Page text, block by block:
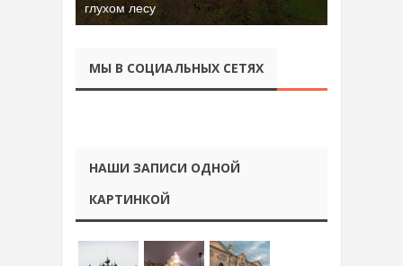
глухом лесу
Батора во Владимире
МЫ В СОЦИАЛЬНЫХ СЕТЯХ
НАШИ ЗАПИСИ ОДНОЙ
КАРТИНКОЙ